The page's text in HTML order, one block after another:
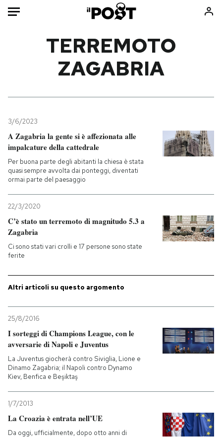
Mondo
Tecnologia
Internet
Cultura
Economia
Libri
Ok Boomer!
Europa
PODCAST
NEWSLETTER
I MIEI PREFERITI
SHOP
CALENDARIO
AREA PERSONALE
TERREMOTO
ZAGABRIA
3/6/2023
A Zagabria la gente si è affezionata alle
impalcature della cattedrale
Per buona parte degli abitanti la chiesa è stata
quasi sempre avvolta dai ponteggi, diventati
ormai parte del paesaggio
22/3/2020
C’è stato un terremoto di magnitudo 5.3 a
Zagabria
Ci sono stati vari crolli e 17 persone sono state
ferite
Altri articoli su questo argomento
25/8/2016
I sorteggi di Champions League, con le
avversarie di Napoli e Juventus
La Juventus giocherà contro Siviglia, Lione e
Dinamo Zagabria; il Napoli contro Dynamo
Kiev, Benfica e Beşiktaş
1/7/2013
La Croazia è entrata nell’UE
Da oggi, ufficialmente, dopo otto anni di